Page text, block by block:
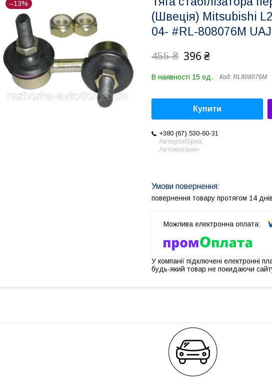
–13%
(Швеція) Mitsubishi
04- #RL-808076M
455 ₴ 396 ₴
В наявності 15 од. Код: RL808076M
Купити
+380 (67) 530-60-31
Авторозбірка,
Автомагазин
повернення товару протягом 14 днів
У компанії підключені електронні
будь-який товар не покидаючи